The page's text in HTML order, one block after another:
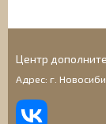
Центр
Адрес: г.